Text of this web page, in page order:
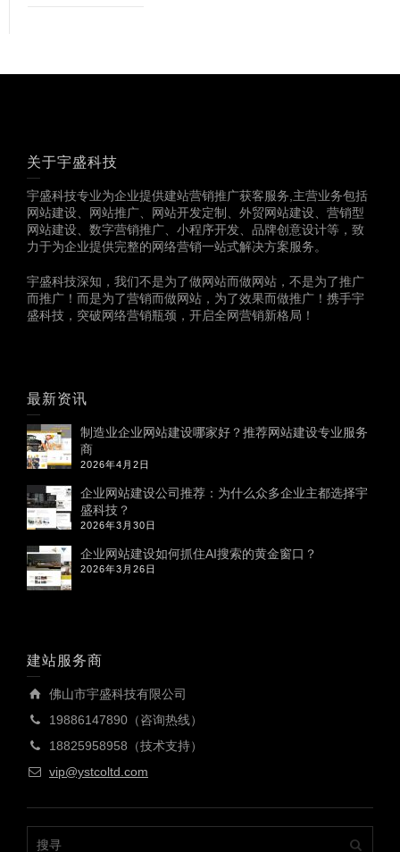
关于宇盛科技
宇盛科技专业为企业提供建站营销推广获客服务,主营业务包括
网站建设、网站推广、网站开发定制、外贸网站建设、营销型
网站建设、数字营销推广、小程序开发、品牌创意设计等，致
力于为企业提供完整的网络营销一站式解决方案服务。
宇盛科技深知，我们不是为了做网站而做网站，不是为了推广
而推广！而是为了营销而做网站，为了效果而做推广！携手宇
盛科技，突破网络营销瓶颈，开启全网营销新格局！
最新资讯
制造业企业网站建设哪家好？推荐网站建设专业服务
商
2026年4月2日
企业网站建设公司推荐：为什么众多企业主都选择宇
盛科技？
2026年3月30日
企业网站建设如何抓住AI搜索的黄金窗口？
2026年3月26日
建站服务商
佛山市宇盛科技有限公司
19886147890（咨询热线）
18825958958（技术支持）
vip@ystcoltd.com